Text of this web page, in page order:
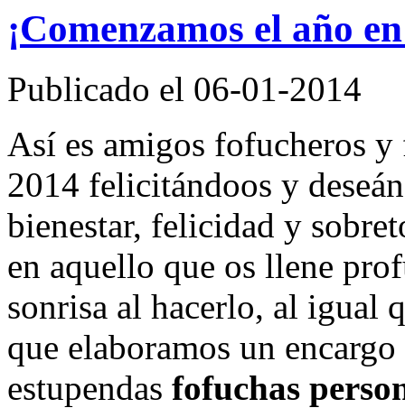
¡Comenzamos el año
Publicado el 06-01-2014
Así es amigos fofucheros y
2014 felicitándoos y
bienestar, felicidad y
en aquello que os llene
sonrisa al hacerlo, al igual
que elaboramos un
estupendas fofuchas